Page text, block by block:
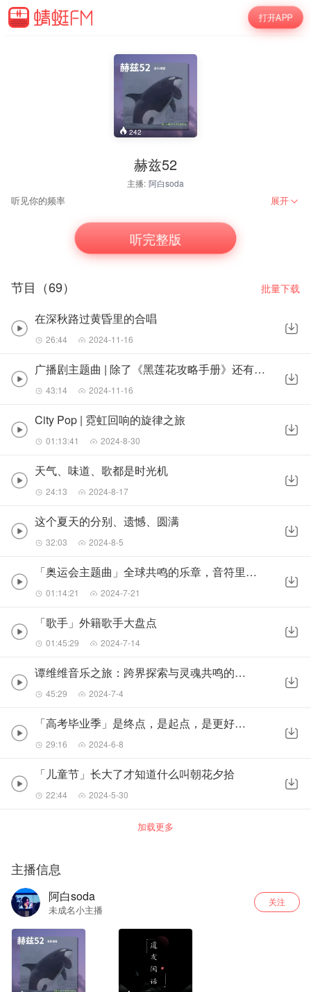
打开APP
242
赫兹52
主播: 阿白soda
听见你的频率
展开
听完整版
节目（69） 批量下载
在深秋路过黄昏里的合唱
26:44 2024-11-16
广播剧主题曲 | 除了《黑莲花攻略手册》还有哪些神级广播剧
43:14 2024-11-16
City Pop | 霓虹回响的旋律之旅
01:13:41 2024-8-30
天气、味道、歌都是时光机
24:13 2024-8-17
这个夏天的分别、遗憾、圆满
32:03 2024-8-5
「奥运会主题曲」全球共鸣的乐章，音符里的奥运精神
01:14:21 2024-7-21
「歌手」外籍歌手大盘点
01:45:29 2024-7-14
谭维维音乐之旅：跨界探索与灵魂共鸣的非凡篇章
45:29 2024-7-4
「高考毕业季」是终点，是起点，是更好的遇见
29:16 2024-6-8
「儿童节」长大了才知道什么叫朝花夕拾
22:44 2024-5-30
加载更多
主播信息
阿白soda
未成名小主播
关注